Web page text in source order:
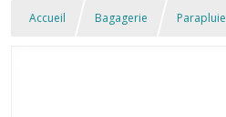
Accueil Bagagerie Parapluie